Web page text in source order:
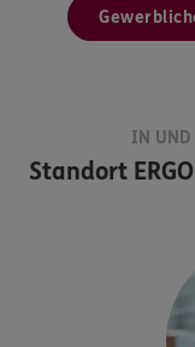
IN UND
Standort